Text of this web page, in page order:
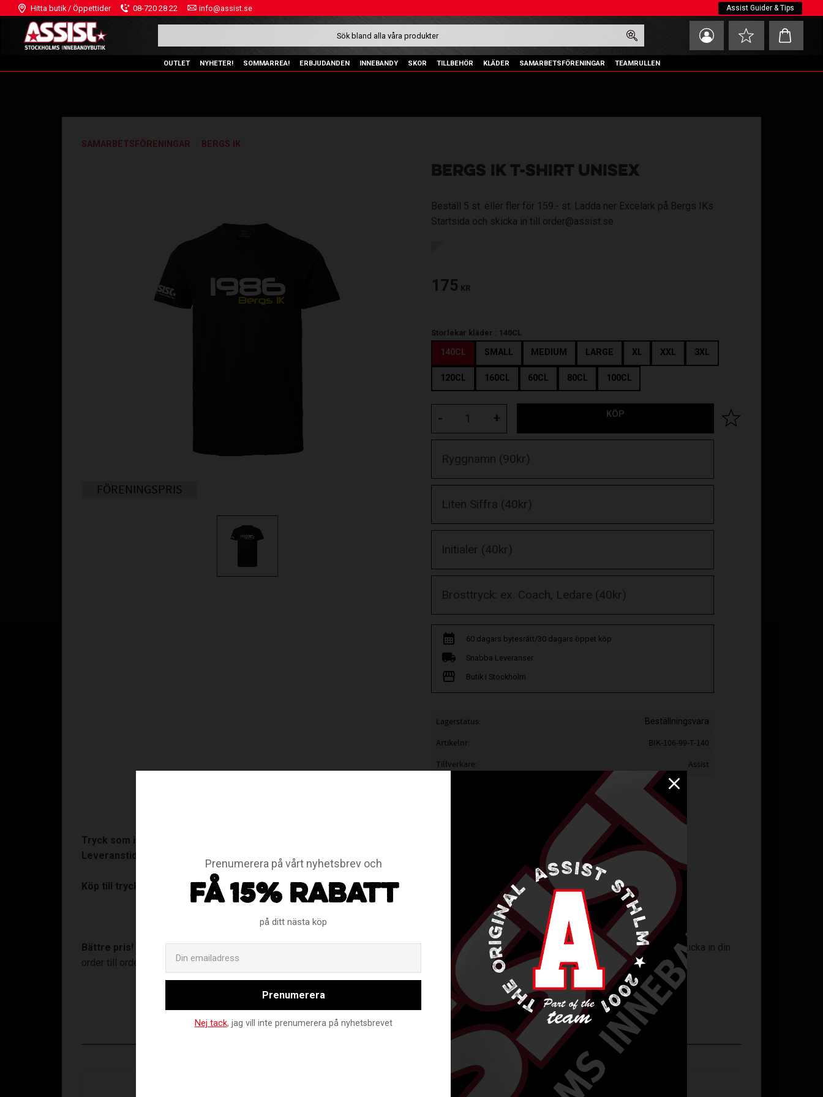
Hitta butik / Öppettider 08-720 28 22 info@assist.se Assist Guider & Tips
Favoriter
Kundvagn
OUTLET NYHETER! SOMMARREA! ERBJUDANDEN INNEBANDY SKOR TILLBEHÖR KLÄDER SAMARBETSFÖRENINGAR TEAMRULLEN
SAMARBETSFÖRENINGAR BERGS IK
BERGS IK T-SHIRT UNISEX
Beställ 5 st. eller fler för 159:- st. Ladda ner Excelark på Bergs IKs
Startsida och skicka in till order@assist.se
FÖRENINGSPRIS
175 KR
Storlekar kläder : 140CL
140CL SMALL MEDIUM LARGE XL XXL 3XL
120CL 160CL 60CL 80CL 100CL
+
- KÖP Lägg till i favoriter
60 dagars bytesrätt/30 dagars öppet köp
Snabba Leveranser
Butik i Stockholm
Lagerstatus Beställningsvara
Artikelnr
BIK-106-99-T-140
Tillverkare
Assist
Tryck som ingår:
Leveranstid:
Köp till tryck: Ryggnamn (+90:-).
Bättre pris! Gör en samlad beställning om minst 5 plagg och köp för 159:- st. Ladda ner Bergs IKs beställningsunderlag på erstartsida
och skicka in din
order till order@assist.se.
Prenumerera på vårt nyhetsbrev och
FÅ 15% RABATT
på ditt nästa köp
Prenumerera
Nej tack, jag vill inte prenumerera på nyhetsbrevet